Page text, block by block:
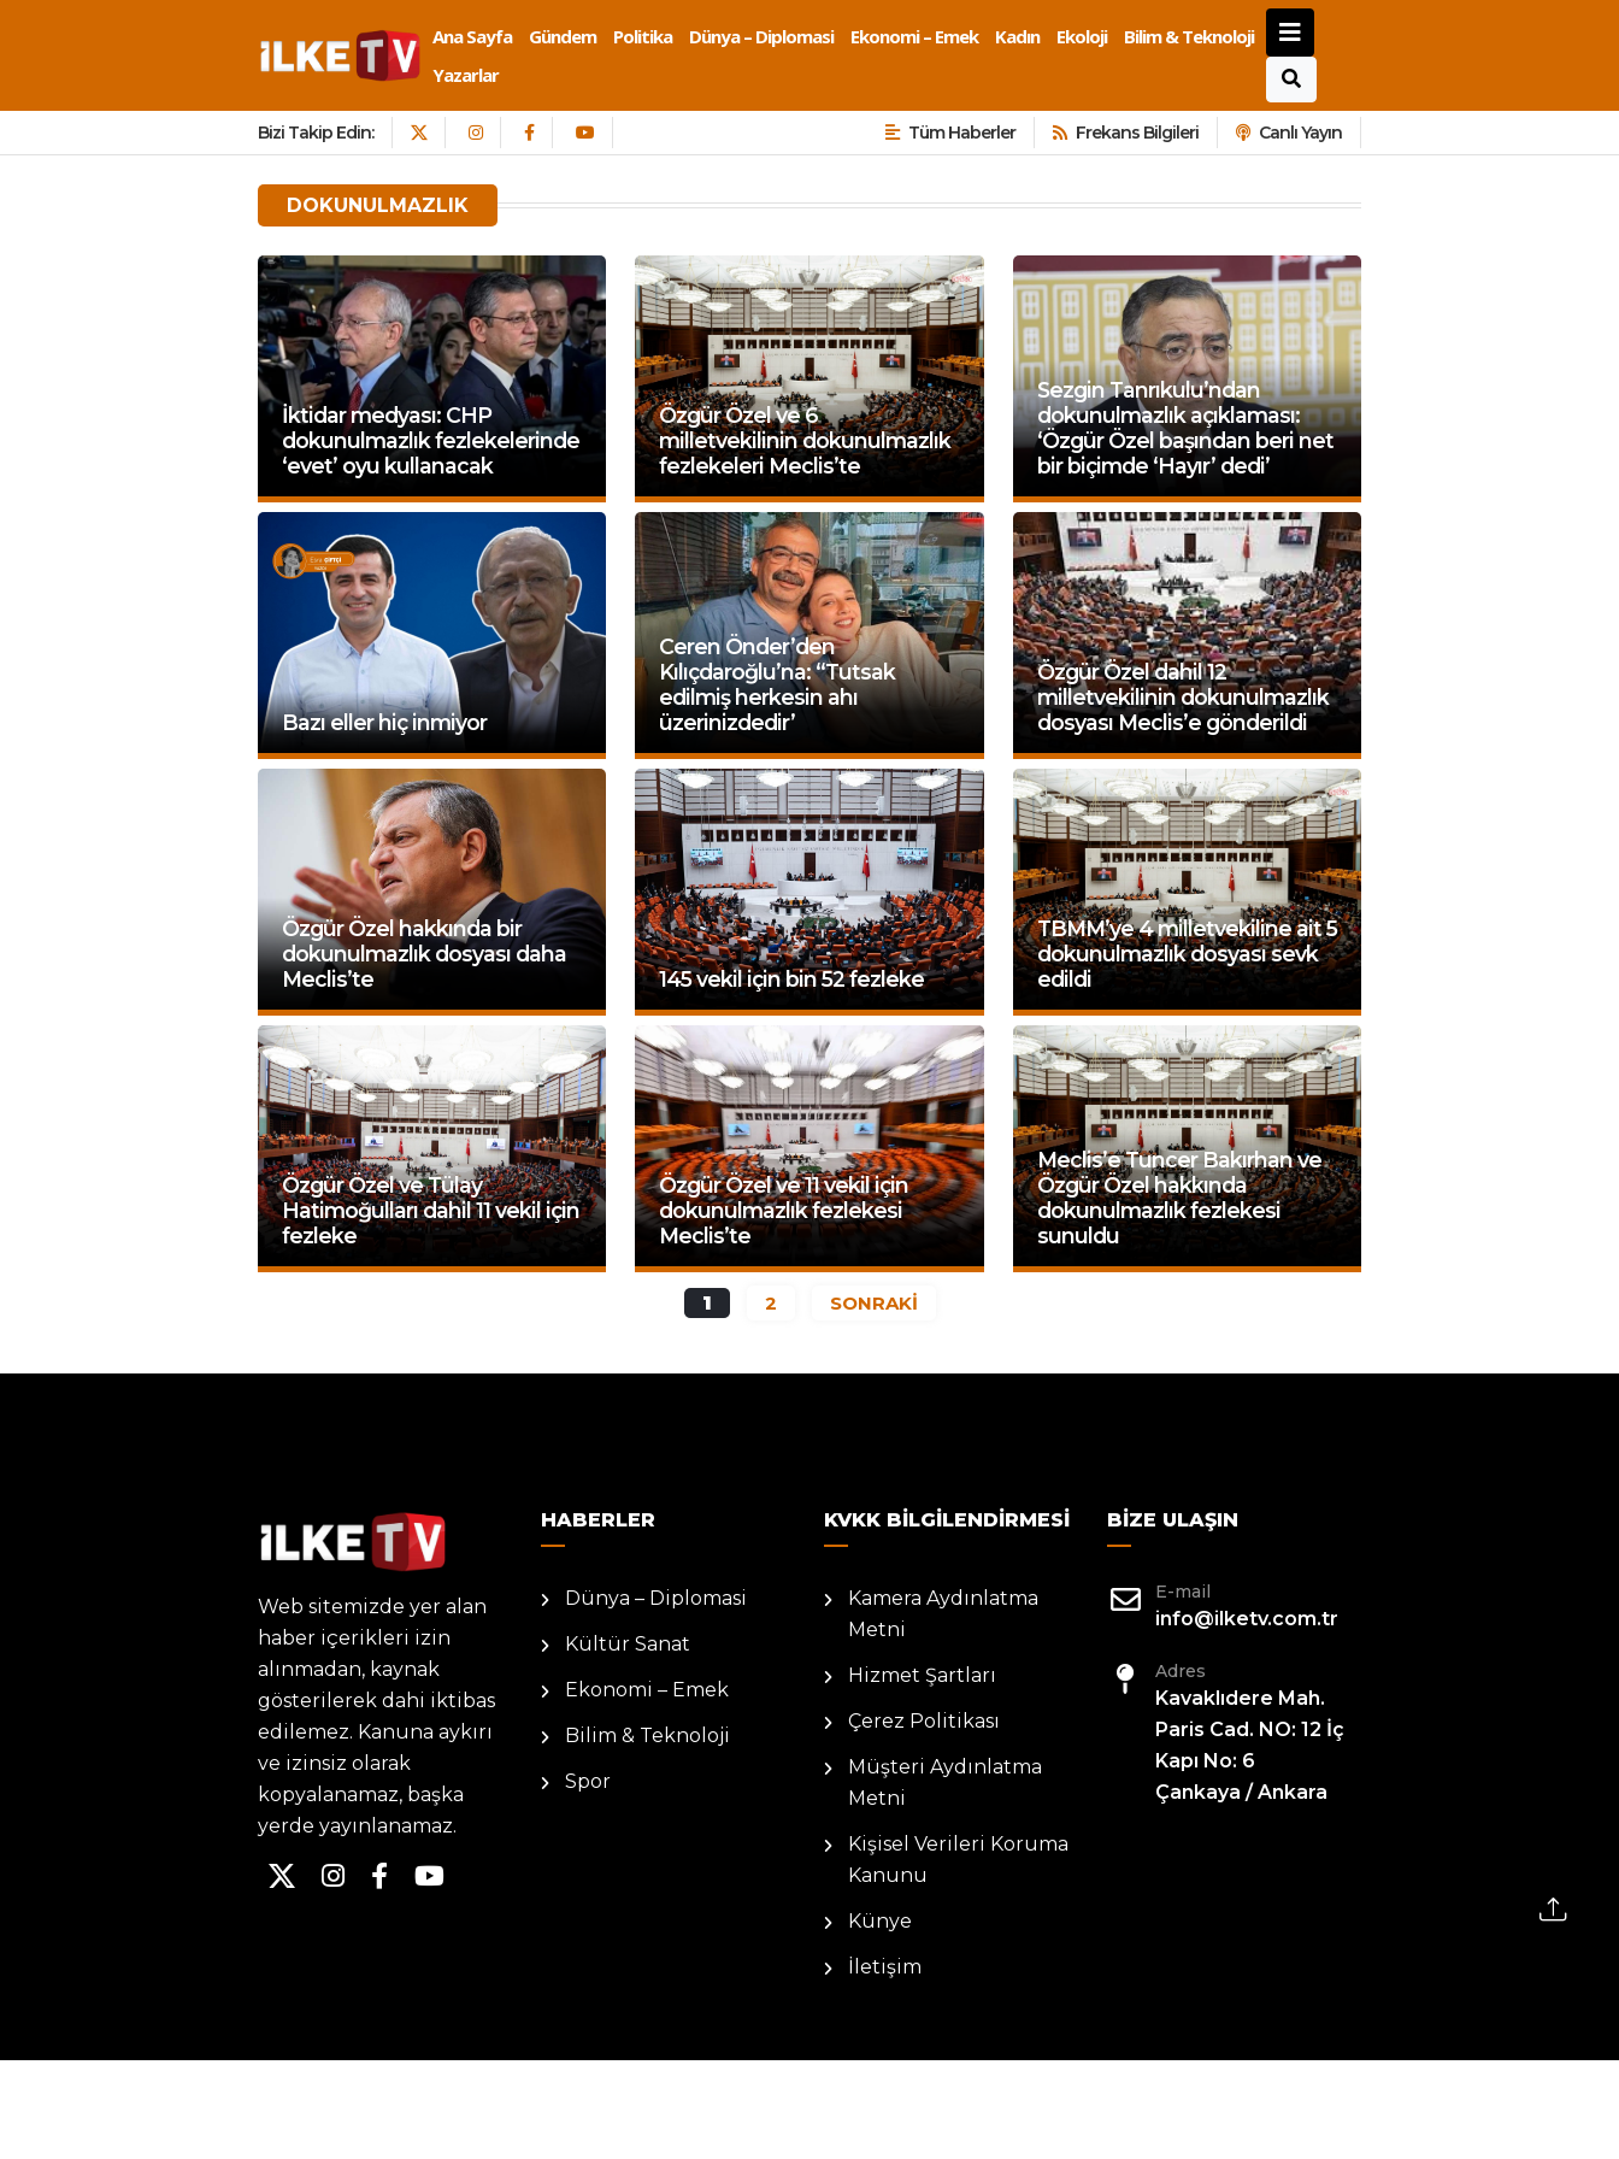
Ana Sayfa Gündem Politika Dünya – Diplomasi Ekonomi – Emek Kadın Ekoloji
Bilim & Teknoloji
Yazarlar
Bizi Takip Edin: Tüm Haberler Frekans Bilgileri Canlı Yayın
DOKUNULMAZLIK
İktidar medyası: CHP
dokunulmazlık fezlekelerinde
‘evet’ oyu kullanacak
Özgür Özel ve 6
milletvekilinin dokunulmazlık
fezlekeleri Meclis’te
Sezgin Tanrıkulu’ndan
dokunulmazlık açıklaması:
‘Özgür Özel başından beri net
bir biçimde ‘Hayır’ dedi’
Bazı eller hiç inmiyor
Ceren Önder’den
Kılıçdaroğlu’na: “Tutsak
edilmiş herkesin ahı
üzerinizdedir’
Özgür Özel dahil 12
milletvekilinin dokunulmazlık
dosyası Meclis’e gönderildi
Özgür Özel hakkında bir
dokunulmazlık dosyası daha
Meclis’te
145 vekil için bin 52 fezleke
TBMM’ye 4 milletvekiline ait 5
dokunulmazlık dosyası sevk
edildi
Özgür Özel ve Tülay
Hatimoğulları dahil 11 vekil için
fezleke
Özgür Özel ve 11 vekil için
dokunulmazlık fezlekesi
Meclis’te
Meclis’e Tuncer Bakırhan ve
Özgür Özel hakkında
dokunulmazlık fezlekesi
sunuldu
1 2 SONRAKİ
Web sitemizde yer alan
haber içerikleri izin
alınmadan, kaynak
gösterilerek dahi iktibas
edilemez. Kanuna aykırı
ve izinsiz olarak
kopyalanamaz, başka
yerde yayınlanamaz.
HABERLER
Dünya – Diplomasi
Kültür Sanat
Ekonomi – Emek
Bilim & Teknoloji
Spor
KVKK BILGILENDIRMESI
Kamera Aydınlatma
Metni
Hizmet Şartları
Çerez Politikası
Müşteri Aydınlatma
Metni
Kişisel Verileri Koruma
Kanunu
Künye
İletişim
BIZE ULAŞIN
E-mail
info@ilketv.com.tr
Adres
Kavaklıdere Mah.
Paris Cad. NO: 12 İç
Kapı No: 6
Çankaya / Ankara